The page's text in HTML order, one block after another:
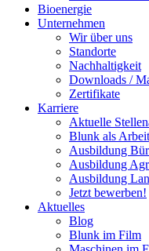
Bioenergie
Unternehmen
Wir über uns
Standorte
Nachhaltigkeit
Downloads /
Zertifikate
Karriere
Aktuelle
Blunk als
Ausbildung
Ausbildung
Ausbildung
Jetzt bewerben!
Aktuelles
Blog
Blunk im Film